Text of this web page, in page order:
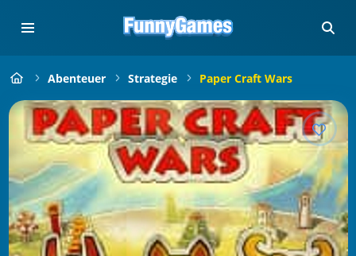
Abenteuer Strategie Paper Craft Wars